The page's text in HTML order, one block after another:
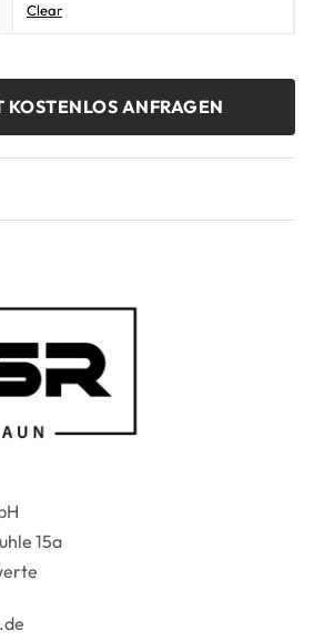
Clear
KOSTENLOS ANFRAGEN
15a